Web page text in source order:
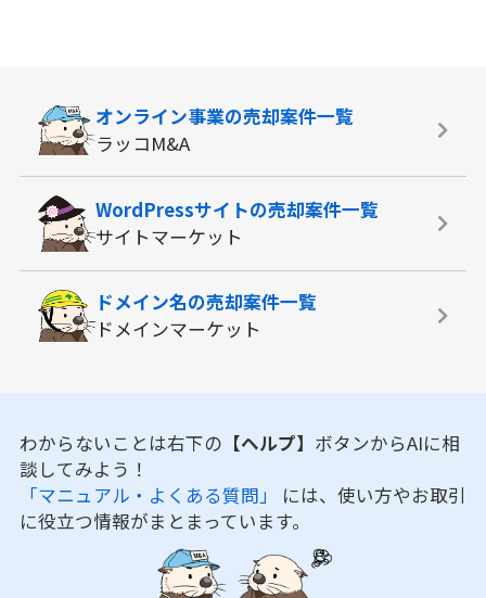
オンライン事業の売却案件一覧
ラッコM&A
WordPressサイトの売却案件一覧
サイトマーケット
ドメイン名の売却案件一覧
ドメインマーケット
わからないことは右下の 【ヘルプ】 ボタンからAIに相
談してみよう！
「マニュアル・よくある質問」 には、使い方やお取引
に役立つ情報がまとまっています。